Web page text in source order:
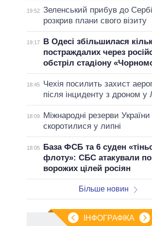
19:52 Зеленський прибув до
розкрив плани свого візиту
19:17
В Одесі збільшилася
постраждалих через
обстріл стадіону
18:45
Чехія посилить захист
після інциденту з дроном у
18:09
Міжнародні резерви України
скоротилися у липні
18:05
База ФСБ та 6 суден
флоту»: СБС атакували
ворожих цілей росіян
Більше новин
ІНФОГРАФІКА